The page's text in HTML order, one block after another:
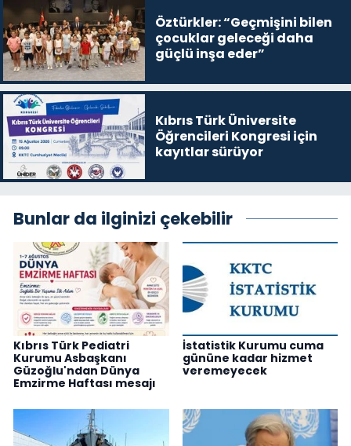
Öztürkler: “Geçmişini bilen
çocuklar geleceği daha
güçlü inşa eder”
Kıbrıs Türk Üniversite
Öğrencileri Kongresi için
kayıtlar sürüyor
Bunlar da ilginizi çekebilir
Kıbrıs Türk Pediatri
Kurumu Asbaşkanı
Güzoğlu'ndan Dünya
Emzirme Haftası mesajı
İstatistik Kurumu cuma
gününe kadar hizmet
veremeyecek